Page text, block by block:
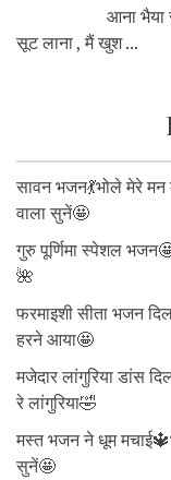
आना भैया
सूट लाना , मैं खुश ...
सावन भजन💃भोले मेरे
वाला सुनें🤩
गुरु पूर्णिमा स्पेशल
🌺
फरमाइशी सीता भजन
हरने आया🤩
मजेदार लांगुरिया डांस
रे लांगुरिया🤣
मस्त भजन ने धूम
सुनें🤩